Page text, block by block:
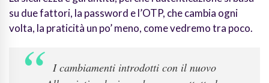
su due fattori, la password e l’OTP, che cambia ogni
volta, la praticità un po’ meno, come vedremo tra poco.
I cambiamenti introdotti con il nuovo